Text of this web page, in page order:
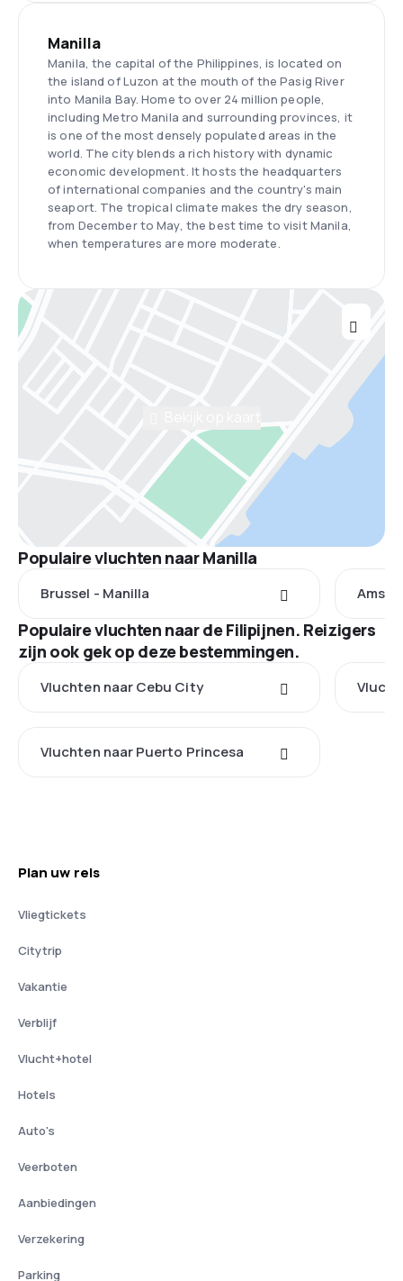
Manilla
Manila, the capital of the Philippines, is located on
the island of Luzon at the mouth of the Pasig River
into Manila Bay. Home to over 24 million people,
including Metro Manila and surrounding provinces, it
is one of the most densely populated areas in the
world. The city blends a rich history with dynamic
economic development. It hosts the headquarters
of international companies and the country's main
seaport. The tropical climate makes the dry season,
from December to May, the best time to visit Manila,
when temperatures are more moderate.
Populaire vluchten naar Manilla
Brussel - Manilla
Populaire vluchten naar de Filipijnen. Reizigers
zijn ook gek op deze bestemmingen.
Vluchten naar Cebu City
Vluchten naar Puerto Princesa
Plan uw reis
Vliegtickets
Citytrip
Vakantie
Verblijf
Vlucht+hotel
Hotels
Auto's
Veerboten
Aanbiedingen
Verzekering
Parking